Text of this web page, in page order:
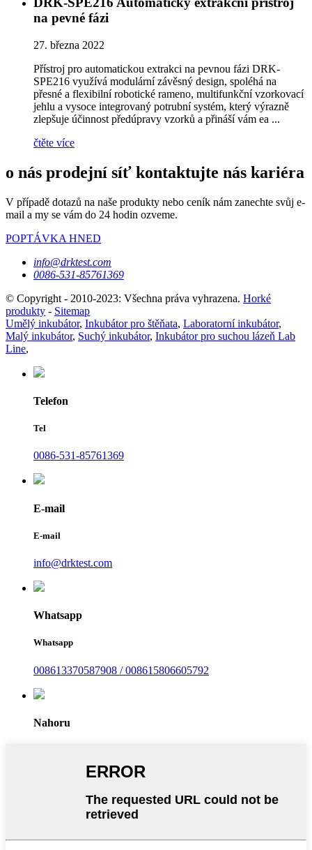
na pevné fázi
27. března 2022
Přístroj pro automatickou extrakci na pevnou fázi DRK-
SPE216 využívá modulární závěsný design, spoléhá na
přesné a flexibilní robotické rameno, multifunkční vzorkovací
jehlu a vysoce integrovaný potrubní systém, který výrazně
zlepšuje účinnost předúpravy vzorků a přináší vám ea ...
čtěte více
o nás prodejní síť kontaktujte nás kariéra
V případě dotazů na naše produkty nebo ceník nám zanechte svůj e-
mail a my se vám do 24 hodin ozveme.
POPTÁVKA HNED
info@drktest.com
0086-531-85761369
© Copyright - 2010-2023: Všechna práva vyhrazena. Horké
produkty - Sitemap
Umělý inkubátor, Inkubátor pro štěňata, Laboratorní inkubátor,
Malý inkubátor, Suchý inkubátor, Inkubátor pro suchou lázeň Lab
Line,
Telefon
Tel
0086-531-85761369
E-mail
E-mail
info@drktest.com
Whatsapp
Whatsapp
008613370587908 / 008615806605792
Nahoru